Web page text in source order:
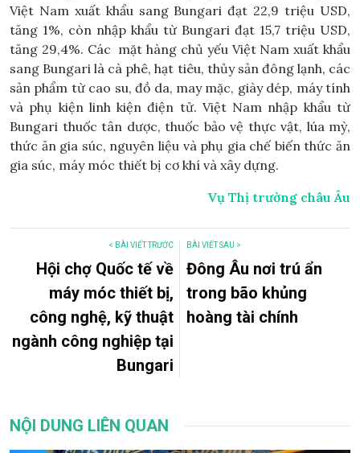
Việt Nam xuất khẩu sang Bungari đạt 22,9 triệu USD,
tăng 1%, còn nhập khẩu từ Bungari đạt 15,7 triệu USD,
tăng 29,4%. Các mặt hàng chủ yếu Việt Nam xuất khẩu
sang Bungari là cà phê, hạt tiêu, thủy sản đông lạnh, các
sản phẩm từ cao su, đồ da, may mặc, giày dép, máy tính
và phụ kiện linh kiện điện tử. Việt Nam nhập khẩu từ
Bungari thuốc tân dược, thuốc bảo vệ thực vật, lúa mỳ,
thức ăn gia súc, nguyên liệu và phụ gia chế biến thức ăn
gia súc, máy móc thiết bị cơ khí và xây dựng.
Vụ Thị trường châu Âu
< BÀI VIẾT TRƯỚC
Hội chợ Quốc tế về
máy móc thiết bị,
công nghệ, kỹ thuật
ngành công nghiệp tại
Bungari
BÀI VIẾT SAU >
Đông Âu nơi trú ẩn
trong bão khủng
hoàng tài chính
NỘI DUNG LIÊN QUAN